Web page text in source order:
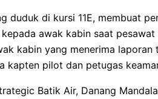
duduk di kursi 11E, membuat
awak kabin saat
kabin yang menerima laporan
kapten pilot dan petugas
Batik Air, Danang